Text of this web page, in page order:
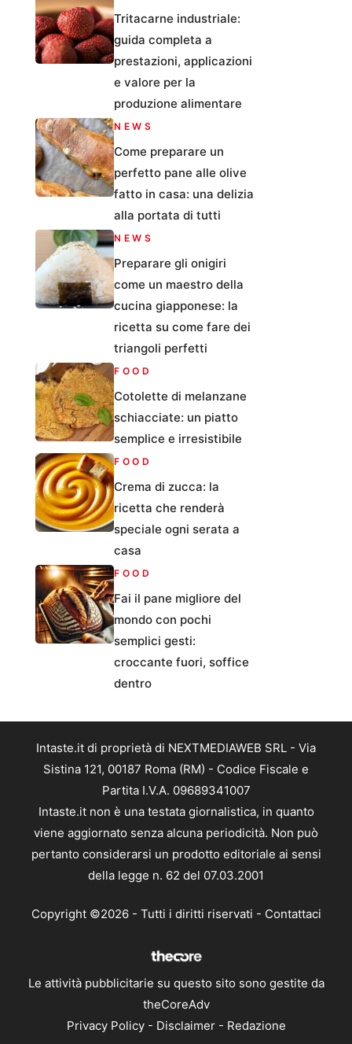
Tritacarne industriale:
guida completa a
prestazioni, applicazioni
e valore per la
produzione alimentare
NEWS
Come preparare un
perfetto pane alle olive
fatto in casa: una delizia
alla portata di tutti
NEWS
Preparare gli onigiri
come un maestro della
cucina giapponese: la
ricetta su come fare dei
triangoli perfetti
FOOD
Cotolette di melanzane
schiacciate: un piatto
semplice e irresistibile
FOOD
Crema di zucca: la
ricetta che renderà
speciale ogni serata a
casa
FOOD
Fai il pane migliore del
mondo con pochi
semplici gesti:
croccante fuori, soffice
dentro
Intaste.it di proprietà di NEXTMEDIAWEB SRL - Via
Sistina 121, 00187 Roma (RM) - Codice Fiscale e
Partita I.V.A. 09689341007
Intaste.it non è una testata giornalistica, in quanto
viene aggiornato senza alcuna periodicità. Non può
pertanto considerarsi un prodotto editoriale ai sensi
della legge n. 62 del 07.03.2001
Copyright ©2026 - Tutti i diritti riservati - Contattaci
Le attività pubblicitarie su questo sito sono gestite da
theCoreAdv
Privacy Policy- Disclaimer- Redazione